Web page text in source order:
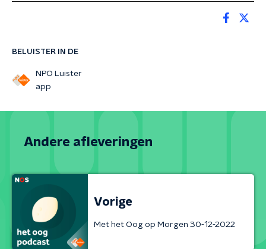
BELUISTER IN DE
NPO Luister
app
Andere afleveringen
Vorige
Met het Oog op Morgen 30-12-2022